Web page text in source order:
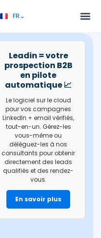
FR⌄
EN⌄
Leadin = votre
prospection B2B
en pilote
automatique 📈
Le logiciel sur le cloud
pour vos campagnes
LinkedIn + email vérifiés,
tout-en-un. Gérez-les
vous-même ou
déléguez-les à nos
consultants pour obtenir
directement des leads
qualifiés et des rendez-
vous.
En savoir plus